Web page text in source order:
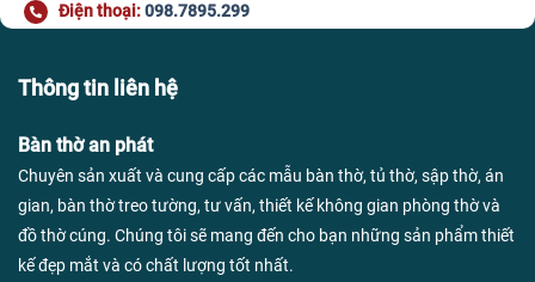
Điện thoại:098.7895.299
Thông tin liên hệ
Bàn thờ an phát
Chuyên sản xuất và cung cấp các mẫu bàn thờ, tủ thờ, sập thờ, án
gian, bàn thờ treo tường, tư vấn, thiết kế không gian phòng thờ và
đồ thờ cúng. Chúng tôi sẽ mang đến cho bạn những sản phẩm thiết
kế đẹp mắt và có chất lượng tốt nhất.